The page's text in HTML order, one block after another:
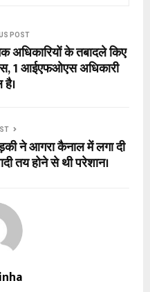
POST
अधिकारियों के तबादले किए
1 आईएफओएस अधिकारी
है।
ने आगरा कैनाल में लगा दी
तय होने से थी परेशान।